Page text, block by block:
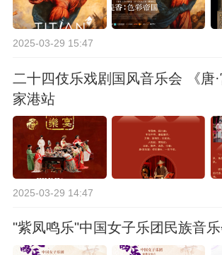
2025-03-29 15:47
二十四伎乐戏剧国风音乐会 《唐
家港站
2025-03-29 14:47
"紫凤鸣乐"中国女子乐团民族音